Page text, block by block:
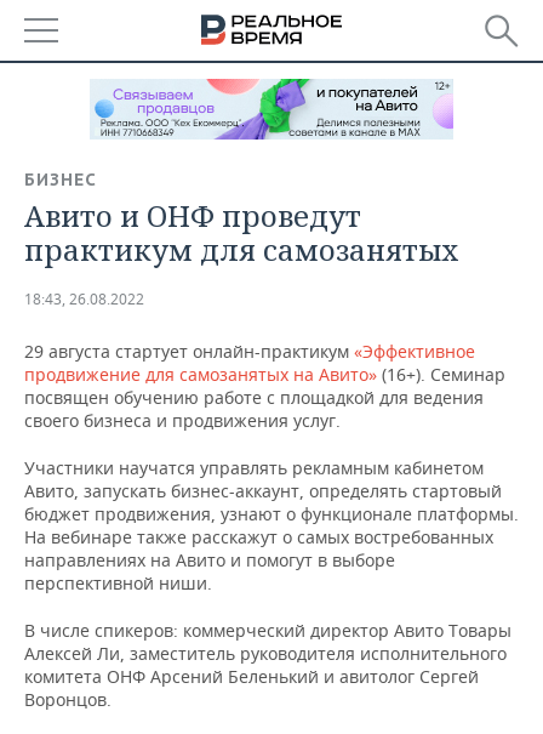
РЕГИОНЫ
БАШКОРТОСТАН
УДМУРТИЯ
НОВОСТИ
НОВОСТИ АНАЛИТИКИ
ДЕКЛАРАЦИИ О ДОХОДАХ
КОРОЛИ ГОСЗАКАЗА ПФО
ВУЗЫ ТАТАРСТАНА
КОМУ ПРИНАДЛЕЖАТ
ТОРГОВЫЕ ЦЕНТРЫ
ТАТАРСТАНА
ЭКОНОМИКА
НОВОСТИ ЭКОНОМИКИ
ФИНАНСЫ
БАНКИ
БЮДЖЕТ
ИНВЕСТИЦИИ
ПРОМЫШЛЕННОСТЬ
НОВОСТИ
ПРОМЫШЛЕННОСТИ
МАШИНОСТРОЕНИЕ
НЕФТЕХИМИЯ
ОПК
НЕДВИЖИМОСТЬ
НОВОСТИ НЕДВИЖИМОСТИ
АВТО
НОВОСТИ АВТО
БИЗНЕС
НОВОСТИ БИЗНЕСА
РОЗНИЧНАЯ ТОРГОВЛЯ
ТРАНСПОРТ
УСЛУГИ
ТЕХНОЛОГИИ
НОВОСТИ ТЕХНОЛОГИЙ
IT
МЕДИА
МЕРОПРИЯТИЯ
НОВОСТИ МЕРОПРИЯТИЙ
ВЫЕЗДНАЯ РЕДАКЦИЯ
СПОРТ
НОВОСТИ СПОРТА
ОБЩЕСТВО
БИЗНЕС
Авито и ОНФ проведут
практикум для самозанятых
18:43, 26.08.2022
29 августа стартует онлайн-практикум «Эффективное
продвижение для самозанятых на Авито» (16+). Семинар
посвящен обучению работе с площадкой для ведения
своего бизнеса и продвижения услуг.
Участники научатся управлять рекламным кабинетом
Авито, запускать бизнес-аккаунт, определять стартовый
бюджет продвижения, узнают о функционале платформы.
На вебинаре также расскажут о самых востребованных
направлениях на Авито и помогут в выборе
перспективной ниши.
В числе спикеров: коммерческий директор Авито Товары
Алексей Ли, заместитель руководителя исполнительного
комитета ОНФ Арсений Беленький и авитолог Сергей
Воронцов.